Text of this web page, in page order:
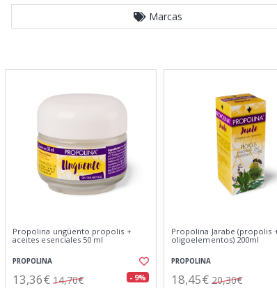
Marcas
Propolina ungüento propolis +
aceites esenciales 50 ml
PROPOLINA
13,36€ 14,70€ - 9%
Propolina Jarabe (propolis
oligoelementos) 200ml
PROPOLINA
18,45€ 20,30€